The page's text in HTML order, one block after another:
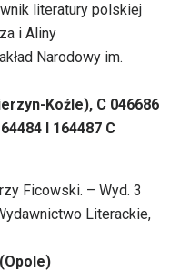
literatury polskiej
i Aliny
Narodowy im.
Koźle), C 046686
I 164487 C
Ficowski. – Wyd. 3
Literackie,